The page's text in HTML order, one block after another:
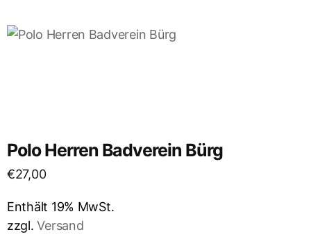
Polo Herren Badverein Bürg
€27,00
Enthält 19% MwSt.
zzgl.Versand